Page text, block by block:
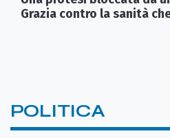
Grazia contro la sanità
POLITICA